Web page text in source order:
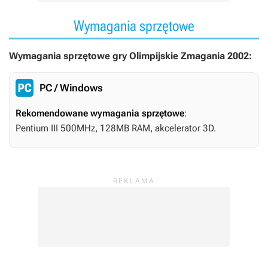
Wymagania sprzętowe
Wymagania sprzętowe gry Olimpijskie Zmagania 2002:
PC / Windows
Rekomendowane wymagania sprzętowe:
Pentium III 500MHz, 128MB RAM, akcelerator 3D.